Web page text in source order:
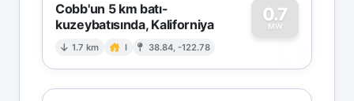
Cobb'un 5 km batı-
kuzeybatısında, Kaliforniya
1.7 km I 38.84, -122.78
0.7
MW
0